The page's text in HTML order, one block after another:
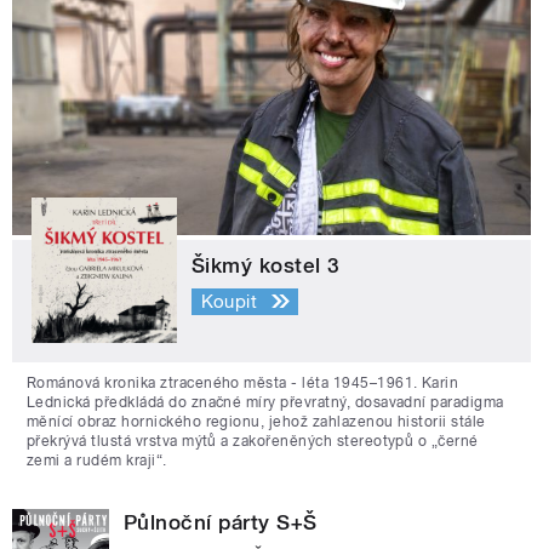
Šikmý kostel 3
Koupit
Románová kronika ztraceného města - léta 1945–1961. Karin
Lednická předkládá do značné míry převratný, dosavadní paradigma
měnící obraz hornického regionu, jehož zahlazenou historii stále
překrývá tlustá vrstva mýtů a zakořeněných stereotypů o „černé
zemi a rudém kraji“.
Půlnoční párty S+Š